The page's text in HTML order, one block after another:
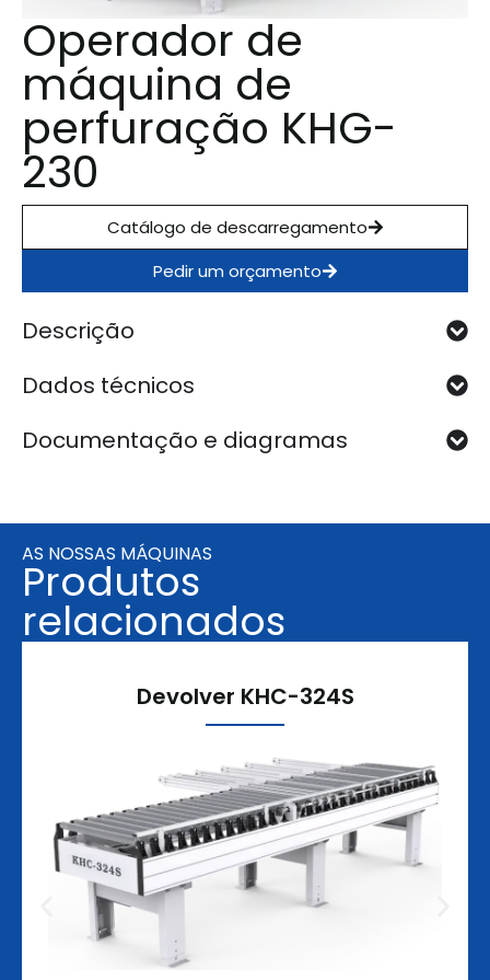
Operador de
máquina de
perfuração KHG-
230
Catálogo de descarregamento
Pedir um orçamento
Descrição
Dados técnicos
Documentação e diagramas
AS NOSSAS MÁQUINAS
Produtos
relacionados
Devolver KHC-324S